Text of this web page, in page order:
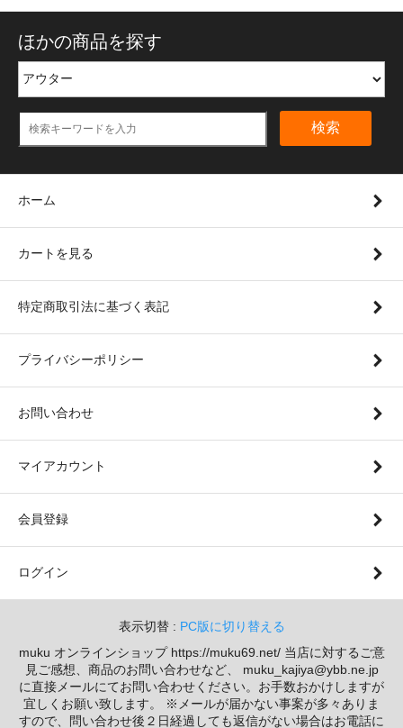
ほかの商品を探す
検索
ホーム
カートを見る
特定商取引法に基づく表記
プライバシーポリシー
お問い合わせ
マイアカウント
会員登録
ログイン
表示切替 : PC版に切り替える
muku オンラインショップ https://muku69.net/ 当店に対するご意
見ご感想、商品のお問い合わせなど、 muku_kajiya@ybb.ne.jp
に直接メールにてお問い合わせください。お手数おかけしますが
宜しくお願い致します。 ※メールが届かない事案が多々ありま
すので、問い合わせ後２日経過しても返信がない場合はお電話に